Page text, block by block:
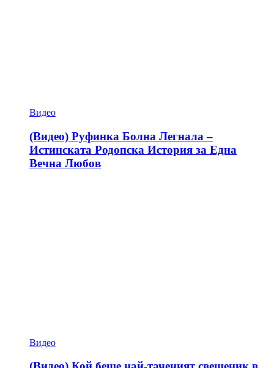
Видео
(Видео) Руфинка Болна Легнала –
Истинската Родопска История за Една
Вечна Любов
Видео